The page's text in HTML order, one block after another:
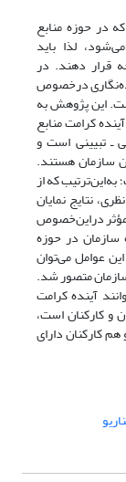
در حوزه منابع
لذا باید
قرار دهند. در
درخصوص
این پژوهش به
کرامت منابع
ـ تبیینی است و
و خبرگان سازمان هستند.
که از
نتایج نمایان
مؤثر دراین‌خصوص
سازمان در حوزه
عوامل می‌توان
سازمان متصور شد.
آینده کرامت
و کارکنان است،
هم کارکنان دارای